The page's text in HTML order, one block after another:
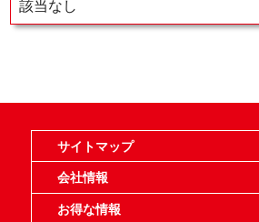
該当なし
サイトマップ
オンラインショップ
買取
記事
選手一覧
デッキ検索
デッキ構築
イベント・大会
店舗のご案内
お問い合わせ
ヘルプ
FAQ
会社情報
利用規約
スタッフ募集
特定商取引法表示
個人情報保護指針
企業情報
お得な情報